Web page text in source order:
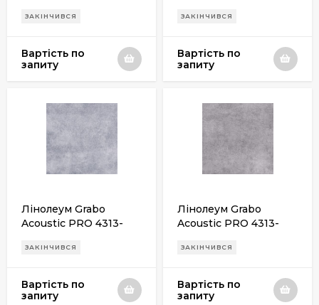
ЗАКІНЧИВСЯ
Вартість по
запиту
ЗАКІНЧИВСЯ
Вартість по
запиту
Лінолеум Grabo
Acoustic PRO 4313-
ЗАКІНЧИВСЯ
Вартість по
запиту
Лінолеум Grabo
Acoustic PRO 4313-
ЗАКІНЧИВСЯ
Вартість по
запиту